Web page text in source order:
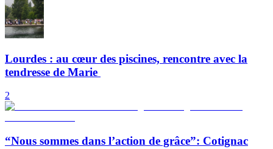
Lourdes : au cœur des piscines, rencontre avec la
tendresse de Marie
2
“Nous sommes dans l’action de grâce”: Cotignac